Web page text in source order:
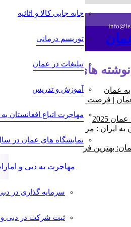
جابه جایی کالا و اثاثیه
توریسم درمانی
تبلیغات در عمان
آموزش و تدریس
مهاجرت اتباع افغانستان
نمایشگاه های عمان در سال
مهاجرت به دبی و
سرمایه گذاری در
ثبت شرکت در دبی و
نوشته های تازه
عمان
| فرصت طلایی برای
2025
ایران : مراحل، هزینه‌ها و نکات
بهترین فرصت برای سودآوری